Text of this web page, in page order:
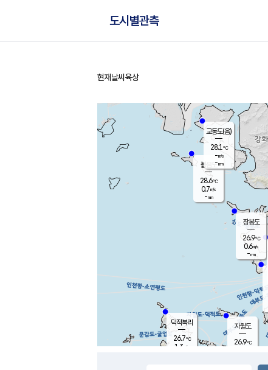
도시별관측
홈
현재날씨 육상
볼음도
28.6℃
0.7m/s
-mm
자월도
26.9℃
장봉도
26.9℃
0.6m/s
-mm
덕적북리
26.7℃
1.3 m/s
교동도(음)
28.1℃
-m/s
-mm